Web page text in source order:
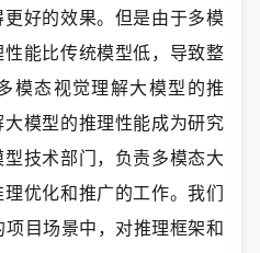
好的效果。但是由于多模
能比传统模型低，导致整
模态视觉理解大模型的推
模型的推理性能成为研究
技术部门，负责多模态大
优化和推广的工作。我们
目场景中，对推理框架和